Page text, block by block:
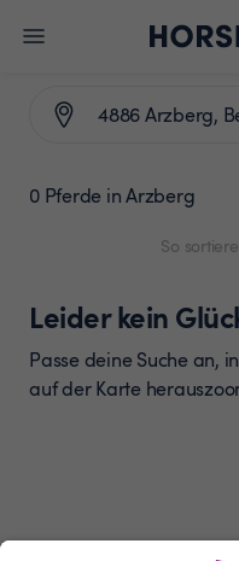
0 Pferde in Arzberg
So
Leider kein
Passe deine Suche an,
auf der Karte